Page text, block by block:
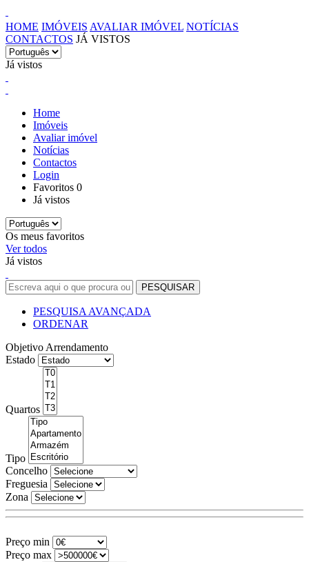
HOME IMÓVEIS AVALIAR IMÓVEL NOTÍCIAS
CONTACTOS JÁ VISTOS
Já vistos
Home
Imóveis
Avaliar imóvel
Notícias
Contactos
Login
Favoritos 0
Já vistos
Os meus favoritos
Ver todos
Já vistos
PESQUISA AVANÇADA
ORDENAR
Objetivo Arrendamento
Estado
Quartos
Tipo
Concelho
Freguesia
Zona
Preço min
Preço max